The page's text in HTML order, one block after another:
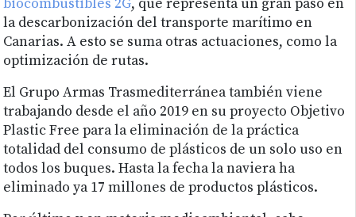
biocombustibles 2G, que representa un gran paso en
la descarbonización del transporte marítimo en
Canarias. A esto se suma otras actuaciones, como la
optimización de rutas.
El Grupo Armas Trasmediterránea también viene
trabajando desde el año 2019 en su proyecto Objetivo
Plastic Free para la eliminación de la práctica
totalidad del consumo de plásticos de un solo uso en
todos los buques. Hasta la fecha la naviera ha
eliminado ya 17 millones de productos plásticos.